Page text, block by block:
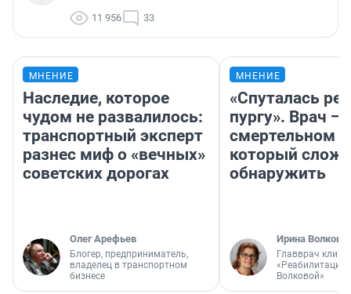
11 956 33
МНЕНИЕ
Наследие, которое
чудом не развалилось:
транспортный эксперт
разнес миф о «вечных»
советских дорогах
Олег Арефьев
Блогер, предприниматель,
владелец в транспортном
бизнесе
МНЕНИЕ
«Спуталась
пургу». Врач —
смертельном
который
обнаружить
Ирина Волкова
Главврач
«Реабилитация
Волковой»